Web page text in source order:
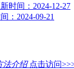
时间：2024-12-27
：2024-09-21
法介绍 点击访问